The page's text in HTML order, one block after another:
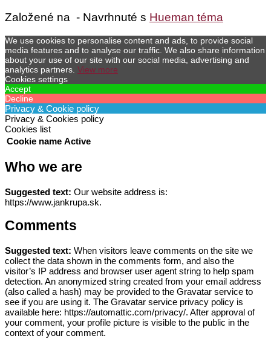
Založené na - Navrhnuté s Hueman téma
We use cookies to personalise content and ads, to provide social
media features and to analyse our traffic. We also share information
about your use of our site with our social media, advertising and
analytics partners. View more
Cookies settings
Accept
Decline
Privacy & Cookie policy
Privacy & Cookies policy
Cookies list
Cookie name Active
Who we are
Suggested text: Our website address is:
https://www.jankrupa.sk.
Comments
Suggested text: When visitors leave comments on the site we
collect the data shown in the comments form, and also the
visitor’s IP address and browser user agent string to help spam
detection. An anonymized string created from your email address
(also called a hash) may be provided to the Gravatar service to
see if you are using it. The Gravatar service privacy policy is
available here: https://automattic.com/privacy/. After approval of
your comment, your profile picture is visible to the public in the
context of your comment.